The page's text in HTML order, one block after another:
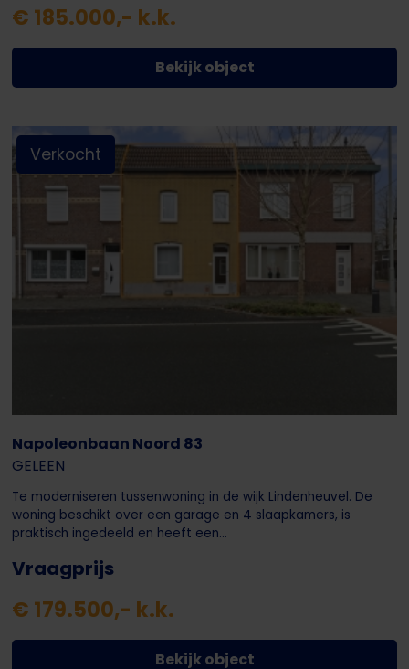
€ 185.000,- k.k.
Bekijk object
Verkocht
Napoleonbaan Noord 83
GELEEN
Te moderniseren tussenwoning in de wijk Lindenheuvel. De
woning beschikt over een garage en 4 slaapkamers, is
praktisch ingedeeld en heeft een...
Vraagprijs
€ 179.500,- k.k.
Bekijk object